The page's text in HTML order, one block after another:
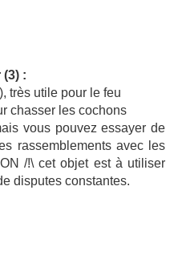
:
très utile pour le feu
chasser les cochons
vous pouvez essayer de
rassemblements avec les
/!\ cet objet est à utiliser
disputes constantes.